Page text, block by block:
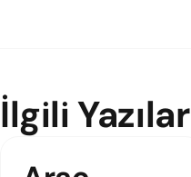
İlgili Yazılar